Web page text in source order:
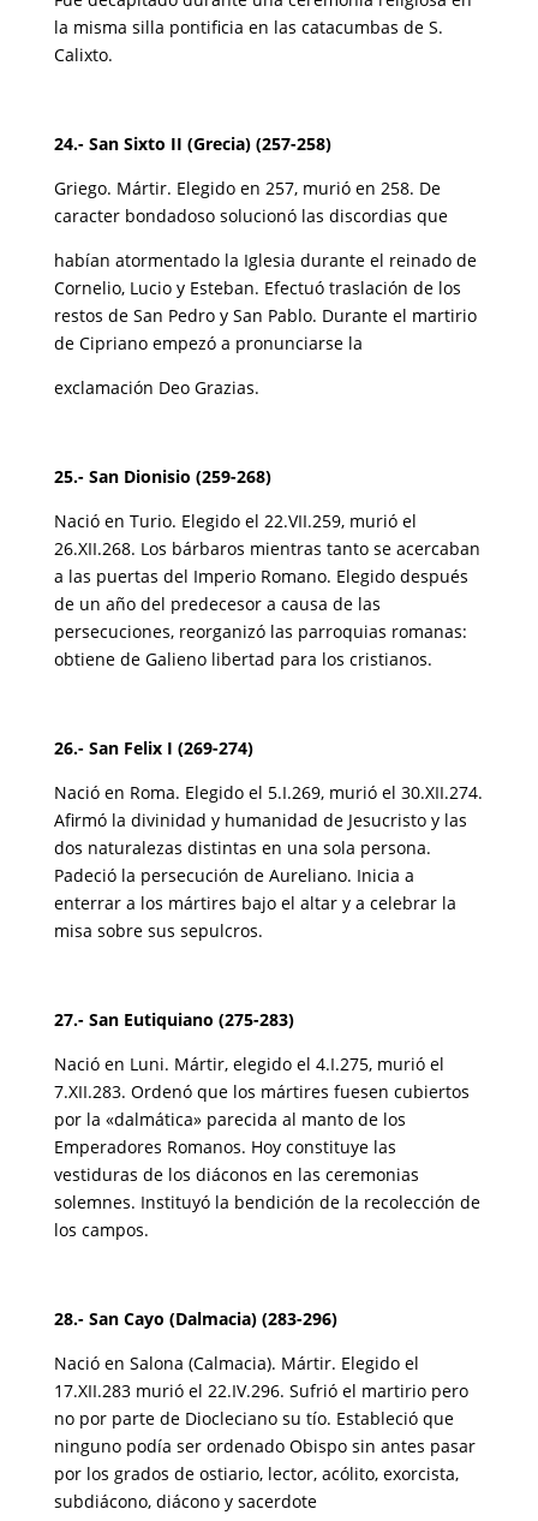
la misma silla pontificia en las catacumbas de S.
Calixto.
24.- San Sixto II (Grecia) (257-258)
Griego. Mártir. Elegido en 257, murió en 258. De
caracter bondadoso solucionó las discordias que
habían atormentado la Iglesia durante el reinado de
Cornelio, Lucio y Esteban. Efectuó traslación de los
restos de San Pedro y San Pablo. Durante el martirio
de Cipriano empezó a pronunciarse la
exclamación Deo Grazias.
25.- San Dionisio (259-268)
Nació en Turio. Elegido el 22.VII.259, murió el
26.XII.268. Los bárbaros mientras tanto se acercaban
a las puertas del Imperio Romano. Elegido después
de un año del predecesor a causa de las
persecuciones, reorganizó las parroquias romanas:
obtiene de Galieno libertad para los cristianos.
26.- San Felix I (269-274)
Nació en Roma. Elegido el 5.I.269, murió el 30.XII.274.
Afirmó la divinidad y humanidad de Jesucristo y las
dos naturalezas distintas en una sola persona.
Padeció la persecución de Aureliano. Inicia a
enterrar a los mártires bajo el altar y a celebrar la
misa sobre sus sepulcros.
27.- San Eutiquiano (275-283)
Nació en Luni. Mártir, elegido el 4.I.275, murió el
7.XII.283. Ordenó que los mártires fuesen cubiertos
por la «dalmática» parecida al manto de los
Emperadores Romanos. Hoy constituye las
vestiduras de los diáconos en las ceremonias
solemnes. Instituyó la bendición de la recolección de
los campos.
28.- San Cayo (Dalmacia) (283-296)
Nació en Salona (Calmacia). Mártir. Elegido el
17.XII.283 murió el 22.IV.296. Sufrió el martirio pero
no por parte de Diocleciano su tío. Estableció que
ninguno podía ser ordenado Obispo sin antes pasar
por los grados de ostiario, lector, acólito, exorcista,
subdiácono, diácono y sacerdote